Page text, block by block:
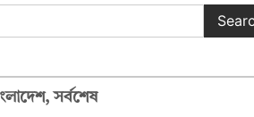
,সর্বশেষ